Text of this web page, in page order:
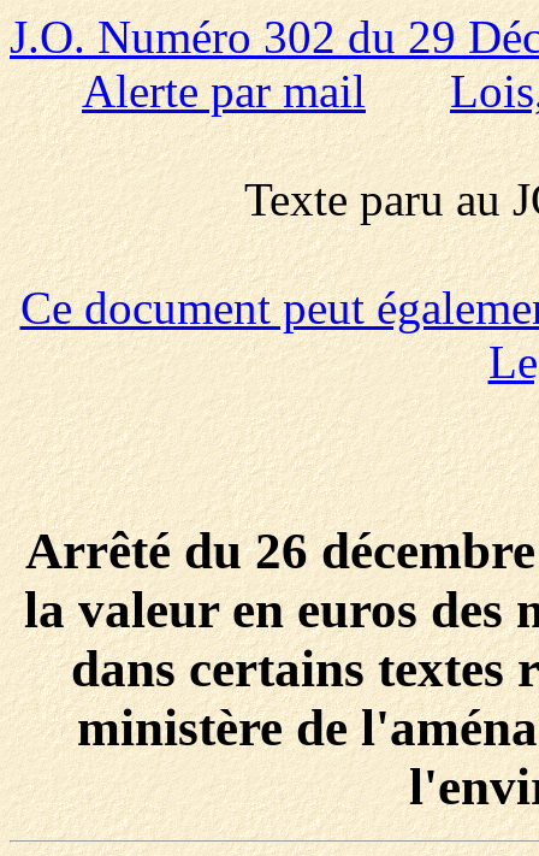
J.O. Numéro 302 du 29
Alerte par mail
Texte paru au
Ce document peut
Arrêté du 26
la valeur en euros des
dans certains textes
ministère de